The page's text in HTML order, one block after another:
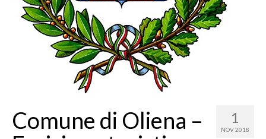
1
NOV 2018
Comune di Oliena –